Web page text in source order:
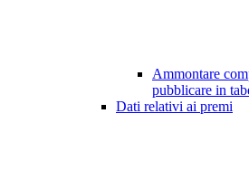
Ammontare
pubblicare in
Dati relativi ai premi